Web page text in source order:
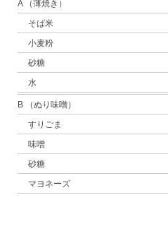
A （薄焼き）
そば米
小麦粉
砂糖
水
B （ぬり味噌）
すりごま
味噌
砂糖
マヨネーズ